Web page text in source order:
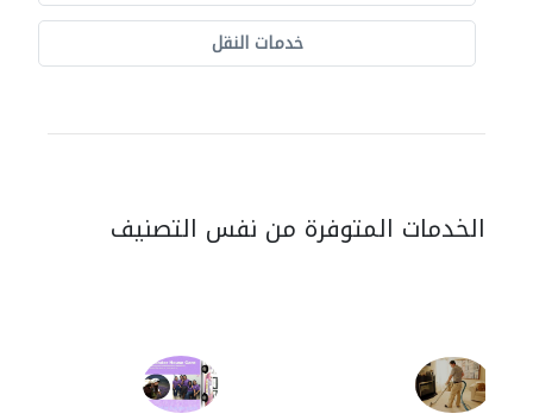
خدمات النقل
الخدمات المتوفرة من نفس التصنيف